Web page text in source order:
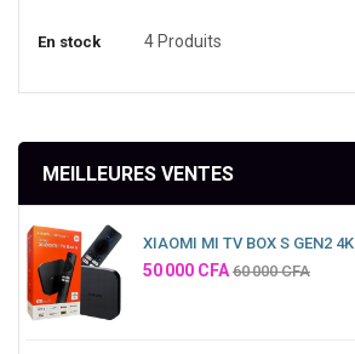
En stock 4 Produits
MEILLEURES VENTES
XIAOMI MI TV BOX S GEN2 4K
Prix
50 000 CFA 60 000 CFA